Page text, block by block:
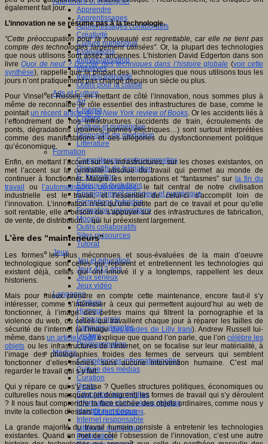
Apprendre
Apprentissages
Apprentissages collaboratifs
Créativité
Culture numérique
Evaluations
Individualisation
Initiatives
Interdisciplinarité
Outils pour la classe
Arts et Culture
Art
Cinéma
Culture
Culture et numérique
Dispositifs de médiation
Littérature
Formation
Compétences professionnelles
Dispositifs de formation
E- formation
Enjeux et évolutions
Enseignement supérieur et numérique
Formations hybrides
Formation universitaire
Mooc’s
Outils collaboratifs
Sites ressources
Tutorat
Jeux
Jeu et éducation
Jeux 4/12 ans
Jeux sérieux
Jeux vidéo
Langages
Ecriture
Humour
Langue orale
Langues vivantes
Lecture
Programmation
Médias
Compétences informationnelles
Culture des médias
Curation
Droits
Education aux médias
Information et nouveaux médias
Identité numérique
Internet responsable
Littératie numérique
Publication
également fait jour.
L’innovation ne se résume pas à la technologie.
“Cette préoccupation pour la nouveauté est regrettable, car elle ne tient pas
compte des technologies largement utilisées”. Or, la plupart des technologies
que nous utilisons sont assez anciennes. L’historien David Edgerton dans son
livreQuoi de neuf ? Du rôle des techniques dans l’histoire globale (voir cette
synthèse), rappelle que la plupart des technologies que nous utilisons tous les
jours n’ont pratiquement pas changé depuis un siècle ou plus.
Pour Vinsel et Russell, en mettant de côté l’innovation, nous sommes plus à
même de reconnaître le rôle essentiel des infrastructures de base, comme le
pointaitun récent article de laNew York review of Books. Or les accidents liés à
l’effondrement de nos infrastructures (accidents de train, écroulements de
ponts, dégradations urbaines, pannes électriques…) sont surtout interprétées
comme des manifestations et des allégories du dysfonctionnement politique
qu’économique.
Enfin, en mettant l’accent sur les infrastructures, sur les choses existantes, on
met l’accent sur la centralité absolue du travail qui permet au monde de
continuer à fonctionner. Malgré les interrogations et “fantasmes” surla fin du
travail oul’automatisation généralisée, le fait central de notre civilisation
industrielle est le travail, et l’essentiel de celui-ci s’accomplit loin de
l’innovation. L’innovation n’est qu’une petite part de ce travail et pour qu’elle
soit rentable, elle a besoin de s’appuyer sur des infrastructures de fabrication,
de vente, de distribution… qui lui préexistent largement.
L’ère des “mainteneurs”
Les formes les plus méconnues et sous-évaluées de la main d’oeuvre
technologique sont celles qui réparent et entretiennent les technologies qui
existent déjà, celles qui ont innové il y a longtemps, rappellent les deux
historiens.
Mais pour mieux prendre en compte cette maintenance, encore faut-il s’y
intéresser, comme s’intéresser à ceux qui permettent aujourd’hui au web de
fonctionner, à l’image des petites mains qui filtrent la pornographie et la
violence du web, ou celles qui travaillent chaque jour à réparer les failles de
sécurité de l’internet (à l’imagedes études de Lilly Irani). Andrew Russell lui-
même, dansun article (.pdf)explique que quand l’on parle, que l’on célèbre les
objets ou les infrastructures de l’internet, on se focalise sur leur matérialité, à
l’image des photographies froides des fermes de serveurs qui semblent
fonctionner d’elles-mêmes, sans aucune intervention humaine. C’est mal
regarder le travail qui s’y fait.
Qui y répare ce qui s’y casse ? Quelles structures politiques, économiques ou
culturelles nous masquent (et dénigrent) les formes de travail qui s’y déroulent
? Il nous faut comprendre la face cachée des objets ordinaires, comme nous y
invite la collection d’essaisObject Lessons.
La grande majorité du travail humain consiste à entretenir les technologies
existantes. Quand on met de côté l’obsession de l’innovation, c’est une autre